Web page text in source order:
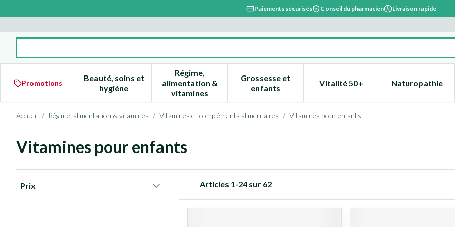
Paiements sécurisés Conseil du pharmacien Livraison rapide
Promotions
Beauté, soins et
hygièneAfficher le sous-menu pour la catégorie Beauté, soins et hygiène
Régime,
alimentation &
vitamines
Afficher le sous-menu pour la catégorie Régime, alimentation &
Grossesse et
enfantsAfficher le sous-menu pour la catégorie
Vitalité 50+Afficher le sous-menu pour la
Naturopathie
Afficher
Accueil / Régime, alimentation & vitamines / Vitamines et compléments alimentaires / Vitamines pour enfants
Vitamines pour enfants
Prix
Articles 1-24 sur 62